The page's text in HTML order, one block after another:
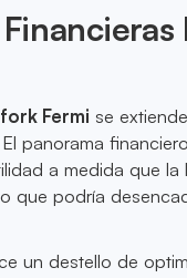
Fermi se
panorama
a medida que
que podría
un destello de